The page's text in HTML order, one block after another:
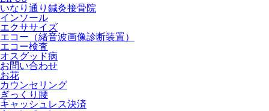
いなり通り鍼灸接骨院
インソール
エクササイズ
エコー（緒音波画像診断装置）
エコー検査
オスグッド病
お問い合わせ
お花
カウンセリング
ぎっくり腰
キャッシュレス決済